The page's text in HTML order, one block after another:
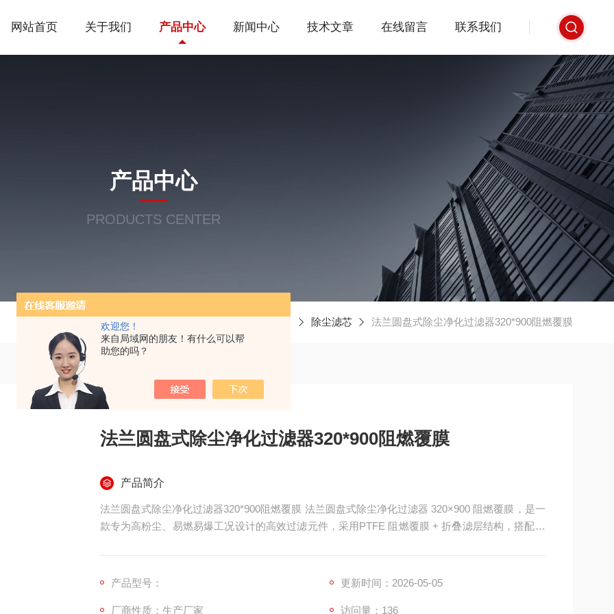
欢迎您！
来自局域网的朋友！有什么可以帮
助您的吗？
网站首页 关于我们 产品中心 新闻中心 技术文章 在线留言 联系我们
产品中心
PRODUCTS CENTER
除尘滤芯 法兰圆盘式除尘净化过滤器320*900阻燃覆膜
法兰圆盘式除尘净化过滤器320*900阻燃覆膜
产品简介
法兰圆盘式除尘净化过滤器320*900阻燃覆膜 法兰圆盘式除尘净化过滤器 320×900 阻燃覆膜，是一
款专为高粉尘、易燃易爆工况设计的高效过滤元件，采用PTFE 阻燃覆膜 + 折叠滤层结构，搭配法
安全稳定运行。
产品型号： 更新时间：2026-05-05
厂商性质：生产厂家 访问量：136